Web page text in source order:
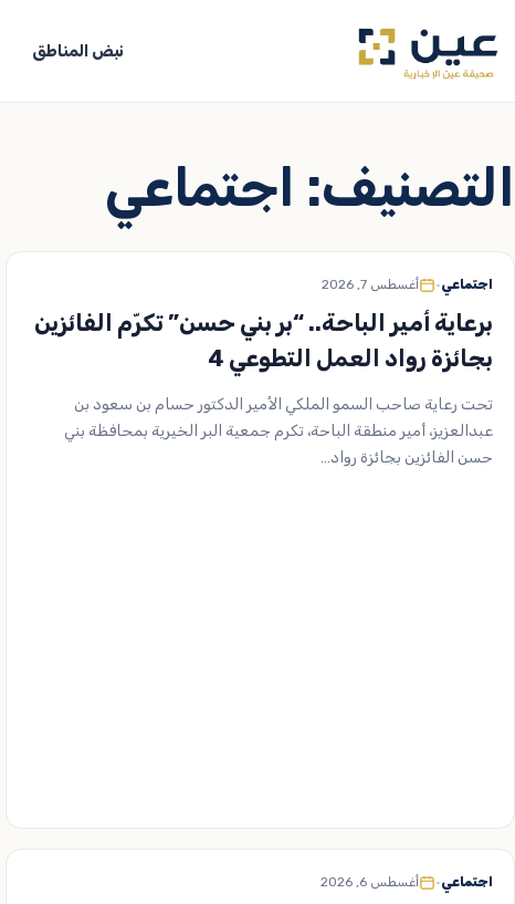
إلى
المحتوى
نبض المناطق
التصنيف: اجتماعي
اجتماعي• أغسطس 7, 2026
برعاية أمير الباحة.. “بر بني حسن” تكرّم الفائزين
بجائزة رواد العمل التطوعي 4
تحت رعاية صاحب السمو الملكي الأمير الدكتور حسام بن سعود بن
عبدالعزيز، أمير منطقة الباحة، تكرم جمعية البر الخيرية بمحافظة بني
حسن الفائزين بجائزة رواد…
اجتماعي• أغسطس 6, 2026